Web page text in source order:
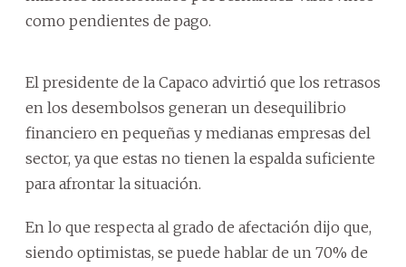
como pendientes de pago.
El presidente de la Capaco advirtió que los retrasos
en los desembolsos generan un desequilibrio
financiero en pequeñas y medianas empresas del
sector, ya que estas no tienen la espalda suficiente
para afrontar la situación.
En lo que respecta al grado de afectación dijo que,
siendo optimistas, se puede hablar de un 70% de